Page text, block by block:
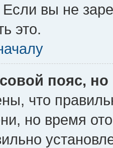
Если вы не
это.
пояс,
что
но время